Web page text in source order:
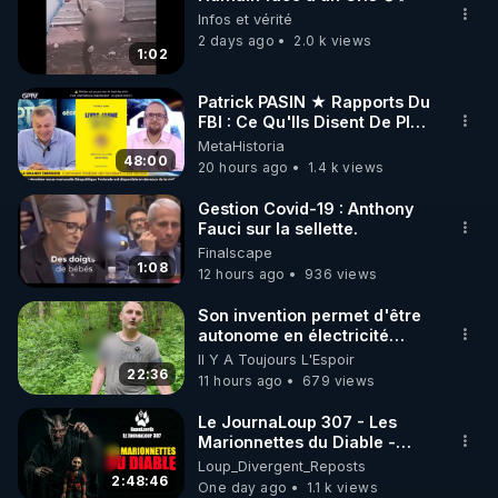
🌱 INSTAGRAM
https://www.instagram.com/rdlr_thierrycasasnovas/
http://rgnr.li/instagram
🌱 LA NEWSLETTER
Pour ne pas rater l’actualité RGNR (stages,
http://rgnr.li/news
🌱 VIDÉOS NON CENSURÉES SUR ODYSEE
Toutes les vidéos Youtube sont aussi sur la
http://rgnr.li/odysee
🌱 LES STAGES EN PRÉSENTIEL
http://rgnr.li/stages
1:02
Infos et vérité
2 days ago
2.0 k views
48:00
Patrick PASIN ★ Rapports Du
FBI : Ce Qu'Ils Disent De Plus
Grave Sur Hitler
MetaHistoria
20 hours ago
1.4 k views
1:08
Gestion Covid-19 : Anthony
Fauci sur la sellette.
Finalscape
12 hours ago
936 views
22:36
Son invention permet d'être
autonome en électricité
avec un simple ruisseau
Il Y A Toujours L'Espoir
11 hours ago
679 views
2:48:46
Le JournaLoup 307 - Les
Marionnettes du Diable -
Loup Divergent 2026.08.07
Loup_Divergent_Reposts
One day ago
1.1 k views